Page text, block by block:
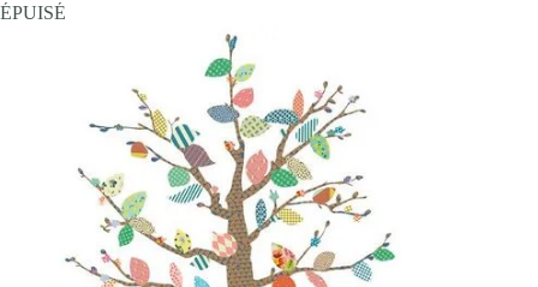
ÉPUISÉ